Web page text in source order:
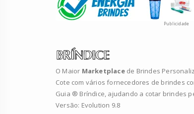
Publicidade
O Maior Marketplace de Brindes
Cote com vários fornecedores de brindes
Guia ® Bríndice, ajudando a cotar brindes
Versão: Evolution 9.8